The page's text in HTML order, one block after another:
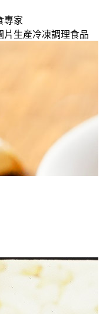
專家
片生產冷凍調理食品